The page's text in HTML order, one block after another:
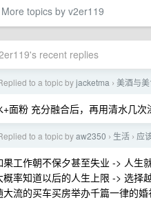
More topics by v2er119
recent replies
to a topic byjacketma › 美酒与
+面粉 充分融合后，再用清水几次
to a topic byaw2350 › 生活 › 应
果工作朝不保夕甚至失业 -> 人生
概率知道以后的人生上限 -> 选择
大流的买车买房举办千篇一律的